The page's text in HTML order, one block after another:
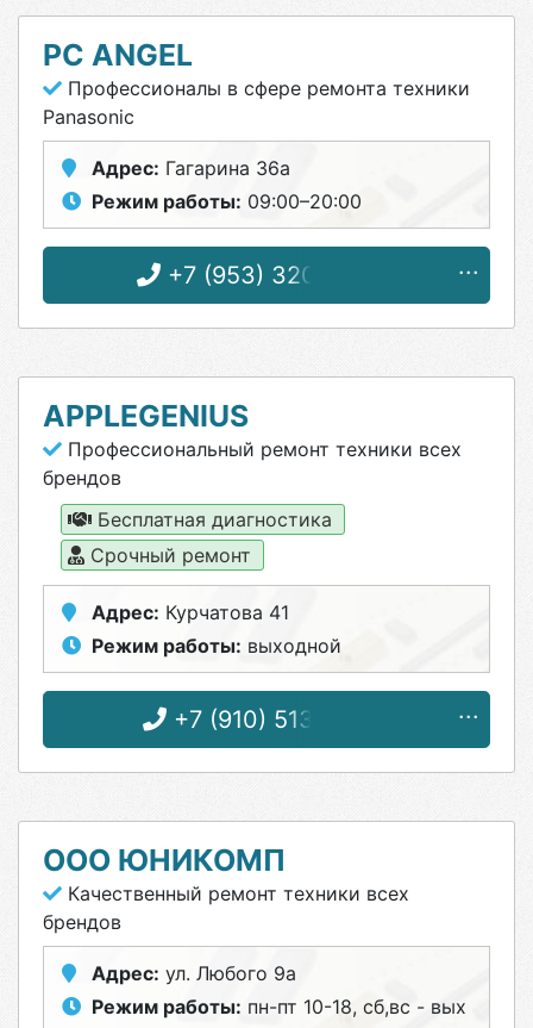
PC ANGEL
Профессионалы в сфере ремонта техники
Panasonic
Адрес: Гагарина 36а
Режим работы: 09:00–20:00
+7 (953) 320-45-52
APPLEGENIUS
Профессиональный ремонт техники всех
брендов
Бесплатная диагностика
Срочный ремонт
Адрес: Курчатова 41
Режим работы: выходной
+7 (910) 513-74-92
ООО ЮНИКОМП
Качественный ремонт техники всех
брендов
Адрес: ул. Любого 9а
Режим работы: пн-пт 10-18, сб,вс - вых